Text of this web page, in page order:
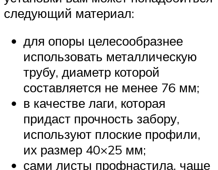
следующий материал:
для опоры целесообразнее
использовать металлическую
трубу, диаметр которой
составляется не менее 76 мм;
в качестве лаги, которая
придаст прочность забору,
используют плоские профили,
их размер 40×25 мм;
сами листы профнастила, чаще